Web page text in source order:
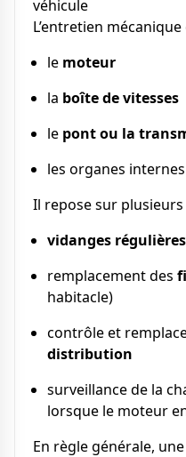
véhicule
L’entretien
le moteur
la boîte de vitesses
le pont ou la
les organes
Il repose sur
vidanges régulières
remplacement des
habitacle)
contrôle et
distribution
surveillance de la
lorsque le moteur
En règle générale,